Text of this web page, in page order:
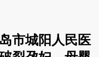
市城阳人民医